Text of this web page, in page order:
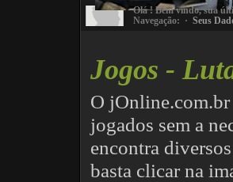
Olá! Bem vindo, sua
Navegação: · Seus
Jogos -
O
jogados sem a
encontra
basta clicar na